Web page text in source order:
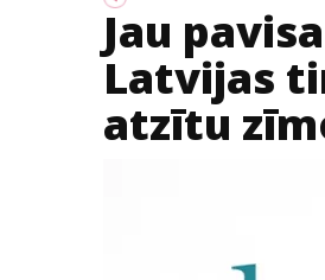
Jau
Latvijas
atzītu